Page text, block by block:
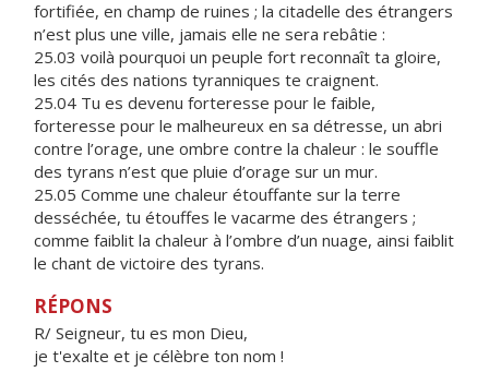
fortifiée, en champ de ruines ; la citadelle des étrangers
n’est plus une ville, jamais elle ne sera rebâtie :
25.03 voilà pourquoi un peuple fort reconnaît ta gloire,
les cités des nations tyranniques te craignent.
25.04 Tu es devenu forteresse pour le faible,
forteresse pour le malheureux en sa détresse, un abri
contre l’orage, une ombre contre la chaleur : le souffle
des tyrans n’est que pluie d’orage sur un mur.
25.05 Comme une chaleur étouffante sur la terre
desséchée, tu étouffes le vacarme des étrangers ;
comme faiblit la chaleur à l’ombre d’un nuage, ainsi faiblit
le chant de victoire des tyrans.
RÉPONS
R/ Seigneur, tu es mon Dieu,
je t'exalte et je célèbre ton nom !